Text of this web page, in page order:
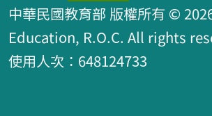
中華民國教育部 版權所有 ©
Education, R.O.C. All rights
使用人次：648124733